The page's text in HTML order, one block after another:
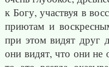
к Богу, участвуя в
приютам и
при этом видят друг
они видят, что они не